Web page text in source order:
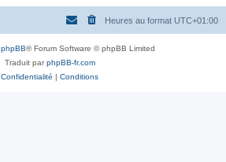
Heures au format UTC+01:00
phpBB® Forum Software © phpBB Limited
Traduit parphpBB-fr.com
Confidentialité | Conditions